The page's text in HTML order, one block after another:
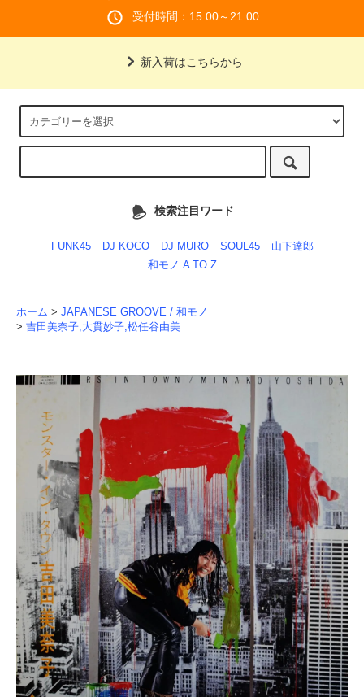
受付時間：15:00～21:00
新入荷はこちらから
検索注目ワード
FUNK45 DJ KOCO DJ MURO SOUL45
山下達郎
和モノ A TO Z
ホーム > JAPANESE GROOVE / 和モノ
> 吉田美奈子,大貫妙子,松任谷由美